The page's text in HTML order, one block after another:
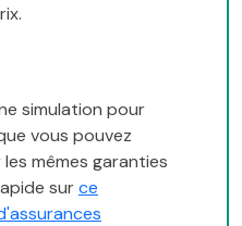
simulation pour
vous pouvez
mêmes garanties
surce